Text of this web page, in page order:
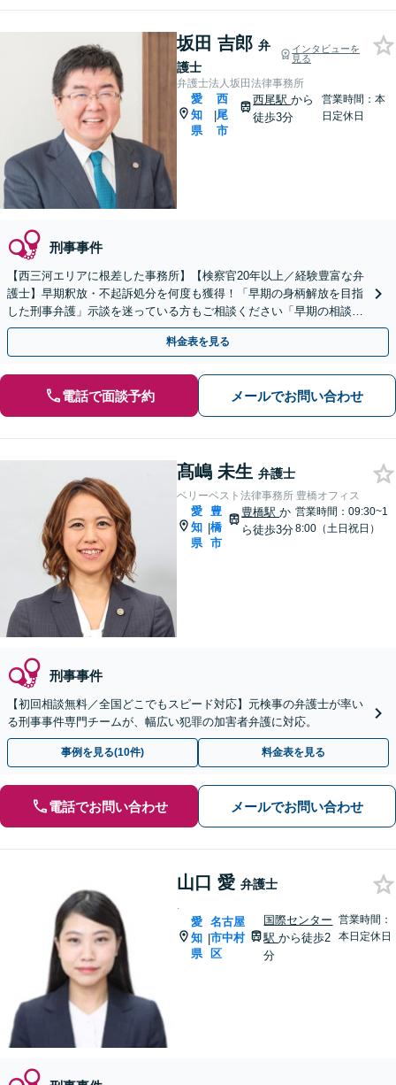
坂田 吉郎 弁
護士
インタビューを
見る
弁護士法人坂田法律事務所
愛
知
県
|
西
尾
市
西尾駅から
徒歩3分
営業時間：本
日定休日
刑事事件
【西三河エリアに根差した事務所】【検察官20年以上／経験豊富な弁
護士】早期釈放・不起訴処分を何度も獲得！「早期の身柄解放を目指
した刑事弁護」示談を迷っている方もご相談ください「早期の相談で
結果が変わる」【当日/夜間/土日対応可】
料金表を見る
電話で面談予約 メールでお問い合わせ
髙嶋 未生 弁護士
ベリーベスト法律事務所 豊橋オフィス
愛
知
県
|
豊
橋
市
豊橋駅か
ら徒歩3分
営業時間：09:30~1
8:00（土日祝日）
刑事事件
【初回相談無料／全国どこでもスピード対応】元検事の弁護士が率い
る刑事事件専門チームが、幅広い犯罪の加害者弁護に対応。
事例を見る(10件) 料金表を見る
電話でお問い合わせ メールでお問い合わせ
山口 愛 弁護士
.
愛
知
県
|
名古屋
市中村
区
国際センター
駅から徒歩2
分
営業時間：
本日定休日